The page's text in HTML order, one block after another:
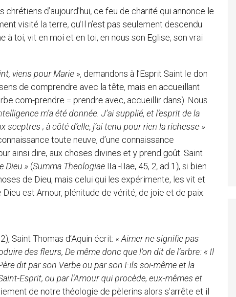
d’aujourd’hui, ce feu de charité qui annonce le
visité la terre, qu’Il n’est pas seulement descendu
à toi, vit en moi et en toi, en nous son Eglise, son vrai
viens pour Marie », demandons à l’Esprit Saint le don
de comprendre avec la tête, mais en accueillant
com-prendre = prendre avec, accueillir dans). Nous
m’a été donnée. J’ai supplié, et l’esprit de la
sceptres ; à côté d’elle, j’ai tenu pour rien la richesse»
toute neuve, d’une connaissance
ainsi dire, aux choses divines et y prend goût. Saint
Dieu » (Summa Theologiae IIa -IIae, 45, 2, ad 1), si bien
de Dieu, mais celui qui les expérimente, les vit et
est Amour, plénitude de vérité, de joie et de paix.
Saint Thomas d’Aquin écrit: « Aimer ne signifie pas
des fleurs, De même donc que l’on dit de l’arbre: « Il
dit par son Verbe ou par son Fils soi-même et la
Esprit, ou par l’Amour qui procède, eux-mêmes et
de notre théologie de pèlerins alors s’arrête et il